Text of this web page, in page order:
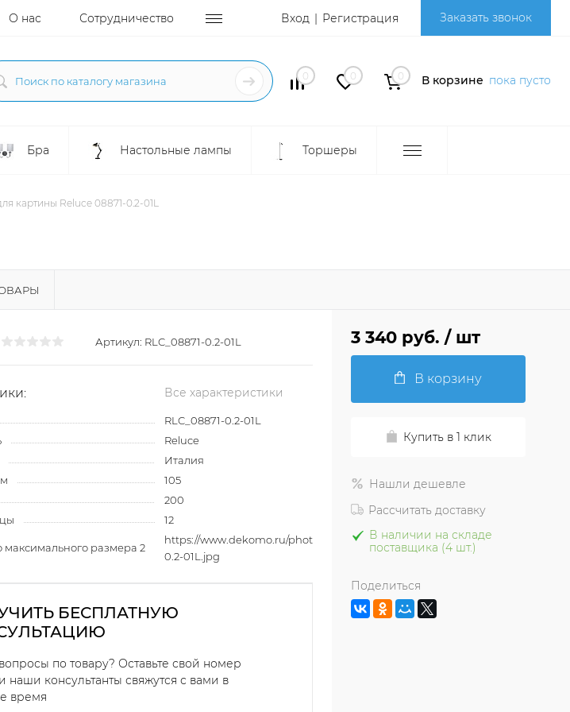
О нас Сотрудничество Вход Регистрация Заказать звонок
0 0 0 В корзине пока пусто
Бра Настольные лампы Торшеры
картины Reluce 08871-0.2-01L
Артикул: RLC_08871-0.2-01L
Все характеристики
RLC_08871-0.2-01L
Reluce
Италия
105
200
12
максимального размера 2
https://www.dekomo.ru/photo2_krop_max/RLC_08871-
0.2-01L.jpg
БЕСПЛАТНУЮ
по товару? Оставьте свой номер
наши консультанты свяжутся с вами в
время
3 340 руб. / шт
В корзину
Купить в 1 клик
Нашли дешевле
Рассчитать доставку
В наличии на складе
поставщика (4 шт.)
Поделиться